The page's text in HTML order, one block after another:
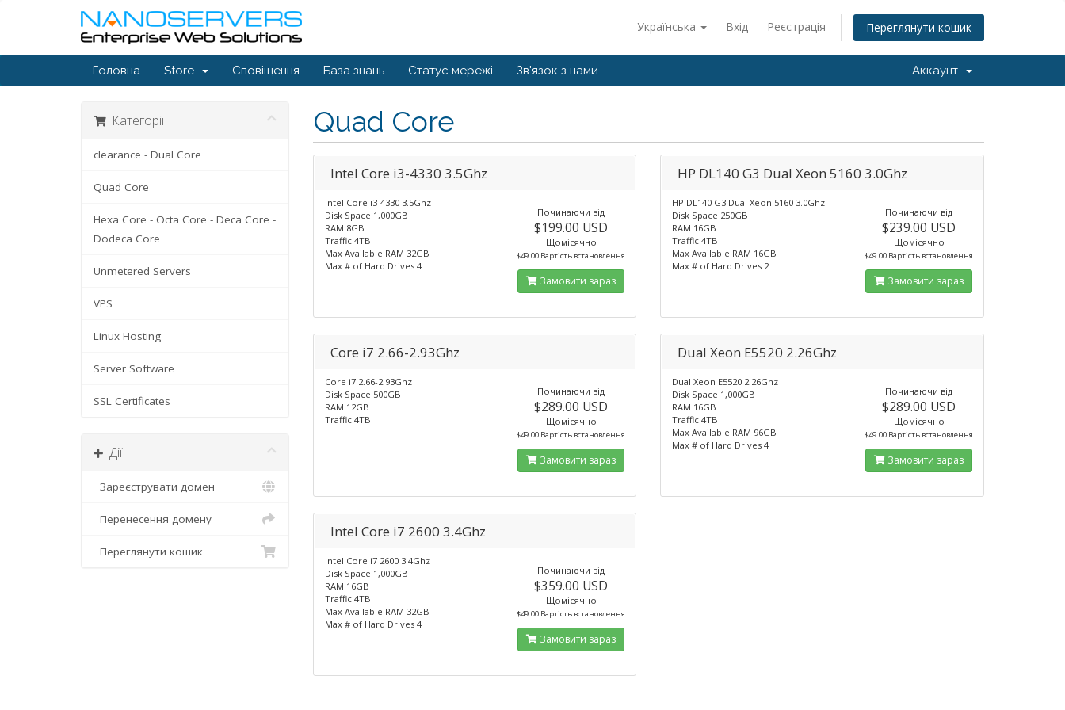
Українська Вхід Реєстрація Переглянути кошик
Головна Store Сповіщення База знань Статус мережі Зв'язок з нами Аккаунт
Категорії
clearance - Dual Core
Quad Core
Hexa Core - Octa Core - Deca Core -
Dodeca Core
Unmetered Servers
VPS
Linux Hosting
Server Software
SSL Certificates
Дії
Зареєструвати домен
Перенесення домену
Переглянути кошик
Quad Core
Intel Core i3-4330 3.5Ghz
Intel Core i3-4330 3.5Ghz
Disk Space 1,000GB
RAM 8GB
Traffic 4TB
Max Available RAM 32GB
Max # of Hard Drives 4
Починаючи від
$199.00 USD
Щомісячно
$49.00 Вартість встановлення
Замовити зараз
HP DL140 G3 Dual Xeon 5160 3.0Ghz
HP DL140 G3 Dual Xeon 5160 3.0Ghz
Disk Space 250GB
RAM 16GB
Traffic 4TB
Max Available RAM 16GB
Max # of Hard Drives 2
Починаючи від
$239.00 USD
Щомісячно
$49.00 Вартість встановлення
Замовити зараз
Core i7 2.66-2.93Ghz
Core i7 2.66-2.93Ghz
Disk Space 500GB
RAM 12GB
Traffic 4TB
Починаючи від
$289.00 USD
Щомісячно
$49.00 Вартість встановлення
Замовити зараз
Dual Xeon E5520 2.26Ghz
Dual Xeon E5520 2.26Ghz
Disk Space 1,000GB
RAM 16GB
Traffic 4TB
Max Available RAM 96GB
Max # of Hard Drives 4
Починаючи від
$289.00 USD
Щомісячно
$49.00 Вартість встановлення
Замовити зараз
Intel Core i7 2600 3.4Ghz
Intel Core i7 2600 3.4Ghz
Disk Space 1,000GB
RAM 16GB
Traffic 4TB
Max Available RAM 32GB
Max # of Hard Drives 4
Починаючи від
$359.00 USD
Щомісячно
$49.00 Вартість встановлення
Замовити зараз